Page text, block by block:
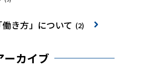
き方」について (2)
ーカイブ